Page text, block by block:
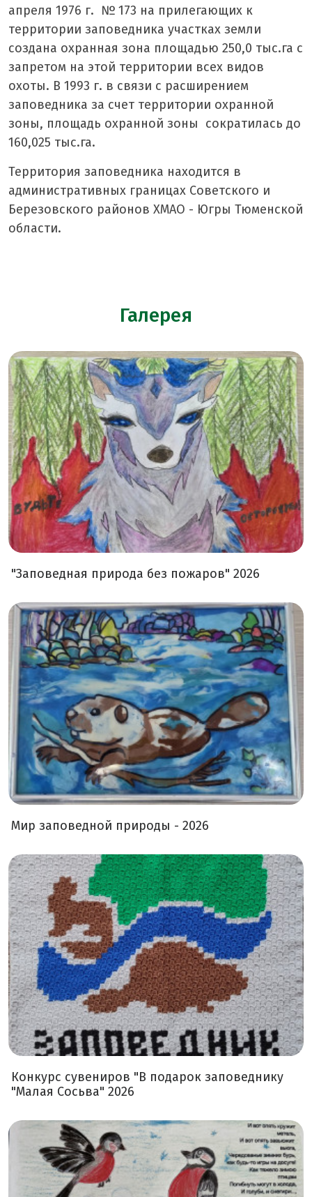
апреля 1976 г. № 173 на прилегающих к
территории заповедника участках земли
создана охранная зона площадью 250,0 тыс.га с
запретом на этой территории всех видов
охоты. В 1993 г. в связи с расширением
заповедника за счет территории охранной
зоны, площадь охранной зоны сократилась до
160,025 тыс.га.
Территория заповедника находится в
административных границах Советского и
Березовского районов ХМАО - Югры Тюменской
области.
Галерея
"Заповедная природа без пожаров" 2026
Мир заповедной природы - 2026
Конкурс сувениров "В подарок заповеднику
"Малая Сосьва" 2026